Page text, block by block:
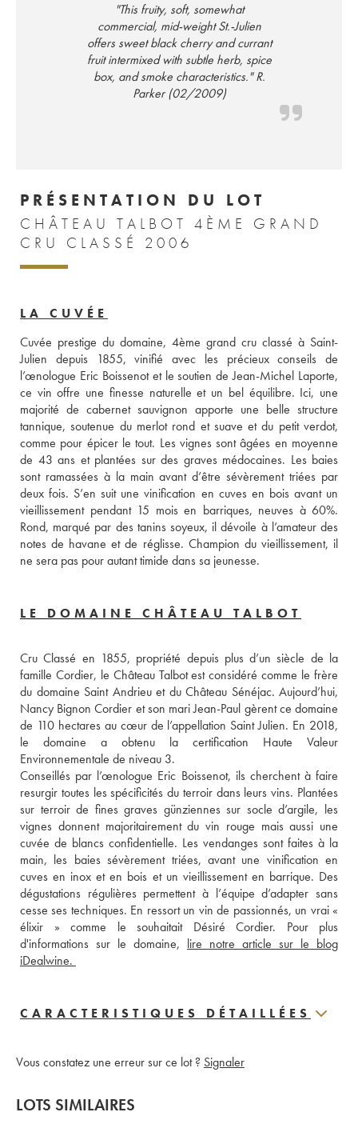
"This fruity, soft, somewhat
commercial, mid-weight St.-Julien
offers sweet black cherry and currant
fruit intermixed with subtle herb, spice
box, and smoke characteristics." R.
Parker (02/2009)
PRÉSENTATION DU LOT
CHÂTEAU TALBOT 4ÈME GRAND
CRU CLASSÉ 2006
LA CUVÉE
Cuvée prestige du domaine, 4ème grand cru classé à Saint-
Julien depuis 1855, vinifié avec les précieux conseils de
l’œnologue Eric Boissenot et le soutien de Jean-Michel Laporte,
ce vin offre une finesse naturelle et un bel équilibre. Ici, une
majorité de cabernet sauvignon apporte une belle structure
tannique, soutenue du merlot rond et suave et du petit verdot,
comme pour épicer le tout. Les vignes sont âgées en moyenne
de 43 ans et plantées sur des graves médocaines. Les baies
sont ramassées à la main avant d’être sévèrement triées par
deux fois. S’en suit une vinification en cuves en bois avant un
vieillissement pendant 15 mois en barriques, neuves à 60%.
Rond, marqué par des tanins soyeux, il dévoile à l’amateur des
notes de havane et de réglisse. Champion du vieillissement, il
ne sera pas pour autant timide dans sa jeunesse.
LE DOMAINE CHÂTEAU TALBOT
Cru Classé en 1855, propriété depuis plus d’un siècle de la
famille Cordier, le Château Talbot est considéré comme le frère
du domaine Saint Andrieu et du Château Sénéjac. Aujourd’hui,
Nancy Bignon Cordier et son mari Jean-Paul gèrent ce domaine
de 110 hectares au cœur de l’appellation Saint Julien. En 2018,
le domaine a obtenu la certification Haute Valeur
Environnementale de niveau 3.
Conseillés par l’œnologue Eric Boissenot, ils cherchent à faire
resurgir toutes les spécificités du terroir dans leurs vins. Plantées
sur terroir de fines graves günziennes sur socle d’argile, les
vignes donnent majoritairement du vin rouge mais aussi une
cuvée de blancs confidentielle. Les vendanges sont faites à la
main, les baies sévèrement triées, avant une vinification en
cuves en inox et en bois et un vieillissement en barrique. Des
dégustations régulières permettent à l’équipe d’adapter sans
cesse ses techniques. En ressort un vin de passionnés, un vrai «
élixir » comme le souhaitait Désiré Cordier. Pour plus
d'informations sur le domaine, lire notre article sur le blog
CARACTERISTIQUES DÉTAILLÉES
Vous constatez une erreur sur ce lot ? Signaler
LOTS SIMILAIRES